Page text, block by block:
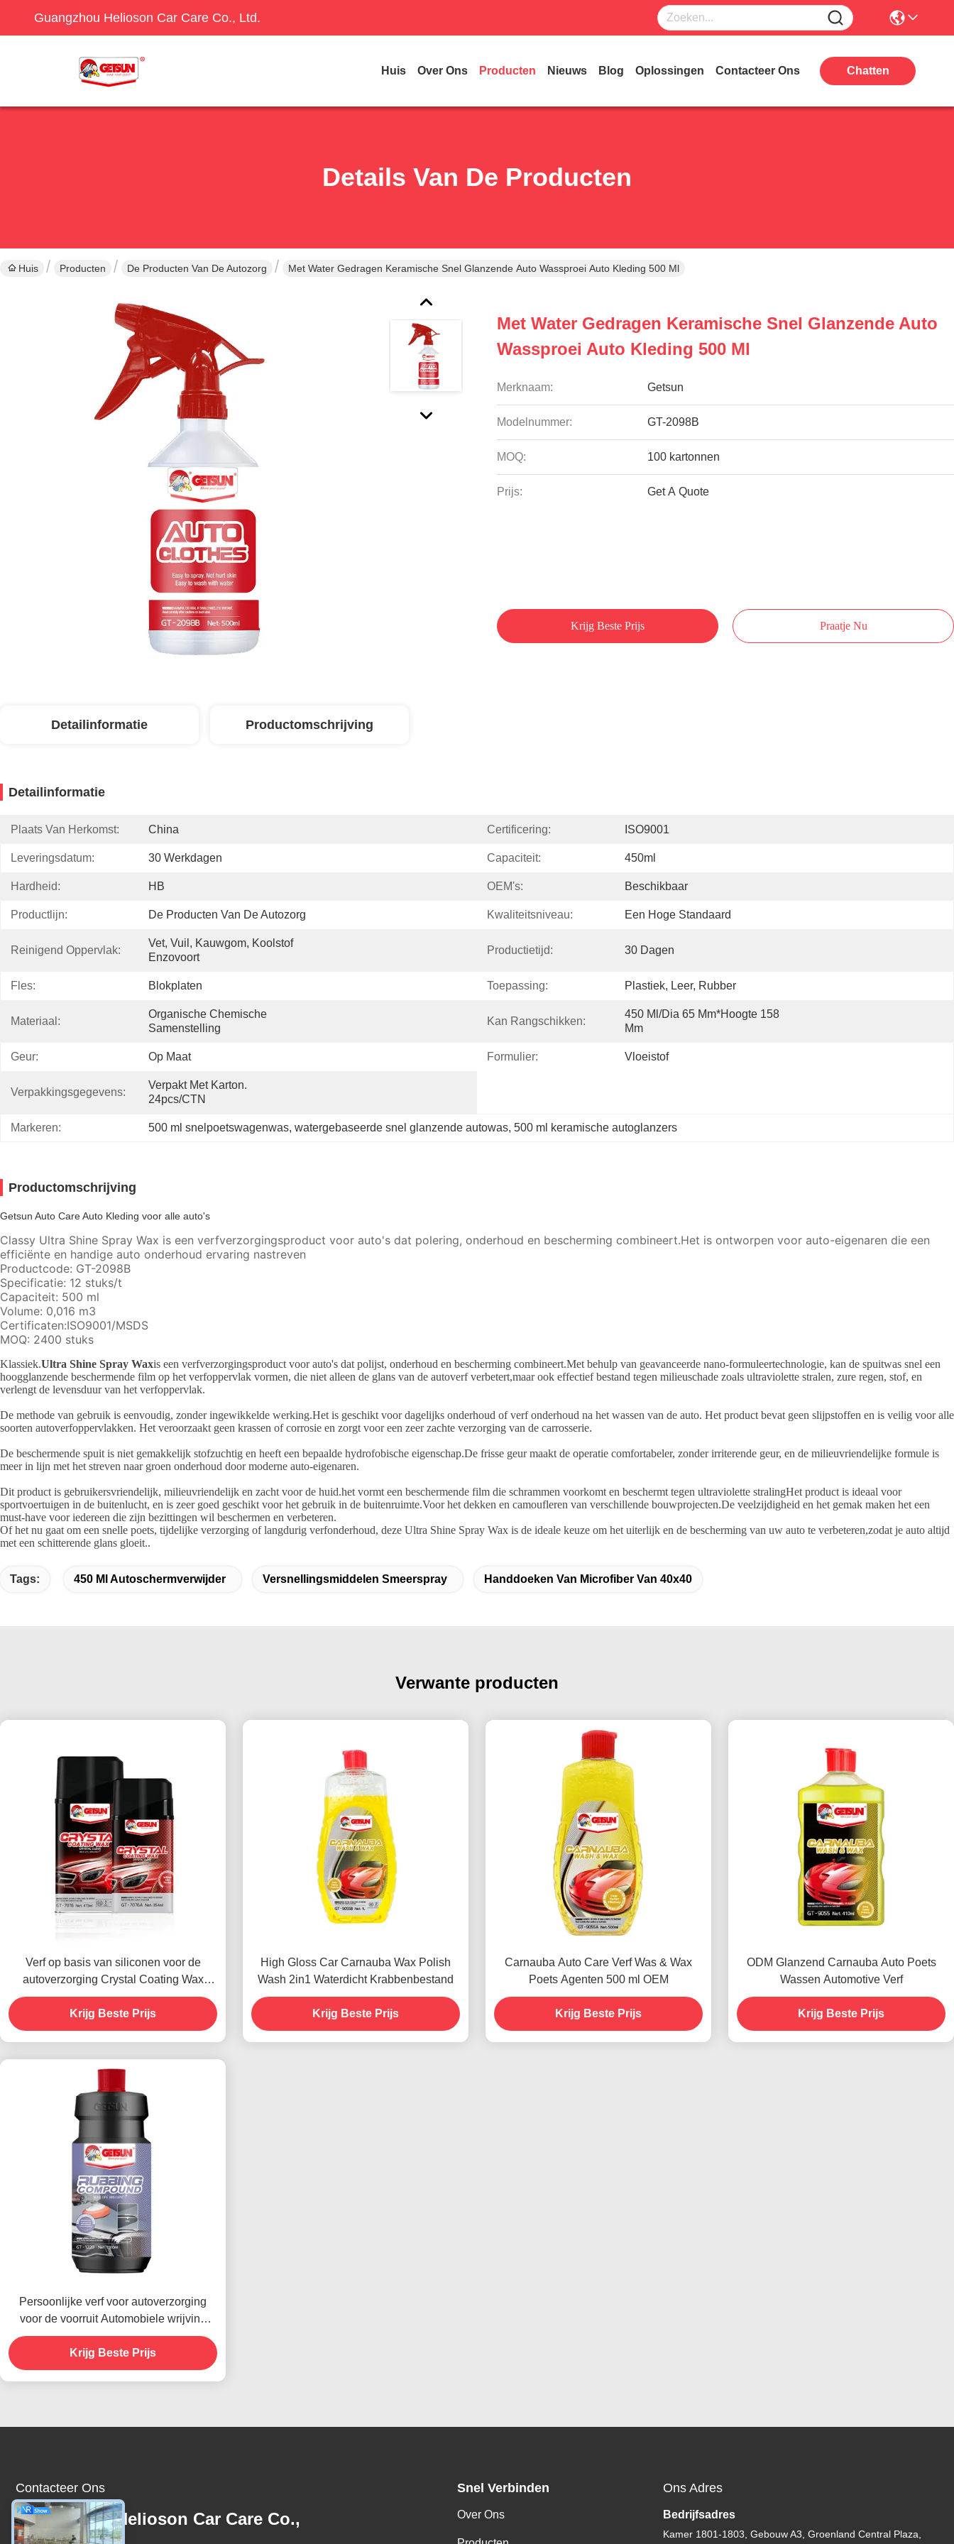
Guangzhou Helioson Car Care Co., Ltd.
Huis Over Ons Producten Nieuws Blog Oplossingen Contacteer Ons Chatten
Details Van De Producten
Huis Producten De Producten Van De Autozorg Met Water Gedragen Keramische Snel Glanzende Auto Wassproei Auto Kleding 500 Ml
Met Water Gedragen Keramische Snel Glanzende Auto
Wassproei Auto Kleding 500 Ml
Merknaam: Getsun
Modelnummer: GT-2098B
MOQ: 100 kartonnen
Prijs: Get A Quote
Krijg Beste Prijs Praatje Nu
Detailinformatie Productomschrijving
Detailinformatie
Plaats Van Herkomst: China Certificering: ISO9001
Leveringsdatum: 30 Werkdagen Capaciteit: 450ml
Hardheid: HB OEM's: Beschikbaar
Productlijn: De Producten Van De Autozorg Kwaliteitsniveau: Een Hoge Standaard
Reinigend Oppervlak:
Vet, Vuil, Kauwgom, Koolstof
Enzovoort
Productietijd: 30 Dagen
Fles: Blokplaten Toepassing: Plastiek, Leer, Rubber
Materiaal:
Organische Chemische
Samenstelling
Kan Rangschikken:
450 Ml/dia 65 Mm*hoogte 158
Mm
Geur: Op Maat Formulier: Vloeistof
Verpakkingsgegevens:
Verpakt Met Karton.
24pcs/CTN
Markeren: 500 ml snelpoetswagenwas, watergebaseerde snel glanzende autowas, 500 ml keramische autoglanzers
Productomschrijving
Getsun Auto Care Auto Kleding voor alle auto's
Classy Ultra Shine Spray Wax is een verfverzorgingsproduct voor auto's dat polering, onderhoud en bescherming combineert.Het is ontworpen voor auto-eigenaren die een
efficiënte en handige auto onderhoud ervaring nastreven
Productcode: GT-2098B
Specificatie: 12 stuks/t
Capaciteit: 500 ml
Volume: 0,016 m3
Certificaten:ISO9001/MSDS
MOQ: 2400 stuks
Klassiek.Ultra Shine Spray Waxis een verfverzorgingsproduct voor auto's dat polijst, onderhoud en bescherming combineert.Met behulp van geavanceerde nano-formuleertechnologie, kan de spuitwas snel een
hoogglanzende beschermende film op het verfoppervlak vormen, die niet alleen de glans van de autoverf verbetert,maar ook effectief bestand tegen milieuschade zoals ultraviolette stralen, zure regen, stof, en
verlengt de levensduur van het verfoppervlak.
De methode van gebruik is eenvoudig, zonder ingewikkelde werking.Het is geschikt voor dagelijks onderhoud of verf onderhoud na het wassen van de auto. Het product bevat geen slijpstoffen en is veilig voor alle
soorten autoverfoppervlakken. Het veroorzaakt geen krassen of corrosie en zorgt voor een zeer zachte verzorging van de carrosserie.
De beschermende spuit is niet gemakkelijk stofzuchtig en heeft een bepaalde hydrofobische eigenschap.De frisse geur maakt de operatie comfortabeler, zonder irriterende geur, en de milieuvriendelijke formule is
meer in lijn met het streven naar groen onderhoud door moderne auto-eigenaren.
Dit product is gebruikersvriendelijk, milieuvriendelijk en zacht voor de huid.het vormt een beschermende film die schrammen voorkomt en beschermt tegen ultraviolette stralingHet product is ideaal voor
sportvoertuigen in de buitenlucht, en is zeer goed geschikt voor het gebruik in de buitenruimte.Voor het dekken en camoufleren van verschillende bouwprojecten.De veelzijdigheid en het gemak maken het een
must-have voor iedereen die zijn bezittingen wil beschermen en verbeteren.
Of het nu gaat om een snelle poets, tijdelijke verzorging of langdurig verfonderhoud, deze Ultra Shine Spray Wax is de ideale keuze om het uiterlijk en de bescherming van uw auto te verbeteren,zodat je auto altijd
met een schitterende glans gloeit..
Tags: 450 Ml Autoschermverwijder Versnellingsmiddelen Smeerspray Handdoeken Van Microfiber Van 40x40
Verwante producten
Verf op basis van siliconen voor de
autoverzorging Crystal Coating Wax
Dustproof 450g
Krijg Beste Prijs
High Gloss Car Carnauba Wax Polish
Wash 2in1 Waterdicht Krabbenbestand
Krijg Beste Prijs
Carnauba Auto Care Verf Was & Wax
Poets Agenten 500 ml OEM
Krijg Beste Prijs
ODM Glanzend Carnauba Auto Poets
Wassen Automotive Verf
Krijg Beste Prijs
Persoonlijke verf voor autoverzorging
voor de voorruit Automobiele wrijving
Compound 1000 ruwe lakken
Krijg Beste Prijs
Contacteer Ons
Guangzhou Helioson Car Care Co.,
Snel Verbinden
Over Ons
Ons Adres
Bedrijfsadres
Kamer 1801-1803, Gebouw A3, Groenland Central Plaza,